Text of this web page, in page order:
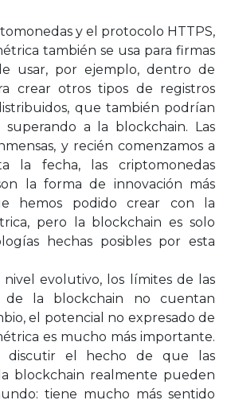
y el protocolo HTTPS,
también se usa para firmas
usar, por ejemplo, dentro de
crear otros tipos de registros
que también podrían
a la blockchain. Las
y recién comenzamos a
la fecha, las criptomonedas
la forma de innovación más
hemos podido crear con la
pero la blockchain es solo
hechas posibles por esta
evolutivo, los límites de las
de la blockchain no cuentan
el potencial no expresado de
es mucho más importante.
discutir el hecho de que las
blockchain realmente pueden
tiene mucho más sentido